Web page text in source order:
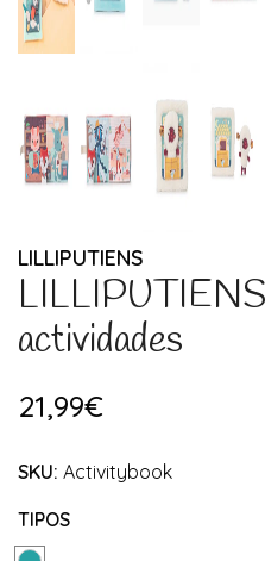
LILLIPUTIENS
actividades
21,99€
SKU: Activitybook
TIPOS